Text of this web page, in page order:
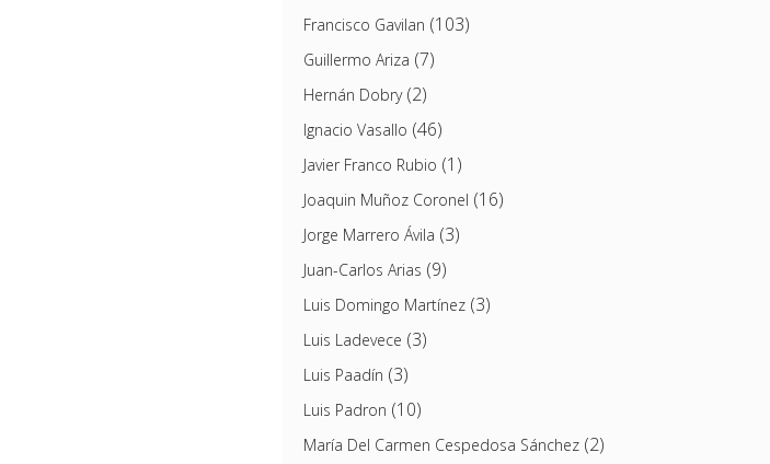
Francisco Gavilan (103)
Guillermo Ariza (7)
Hernán Dobry(2)
Ignacio Vasallo (46)
Javier Franco Rubio (1)
Joaquin Muñoz Coronel (16)
Jorge Marrero Ávila (3)
Juan-Carlos Arias (9)
Luis Domingo Martínez(3)
Luis Ladevece (3)
Luis Paadín (3)
Luis Padron (10)
María Del Carmen Cespedosa Sánchez(2)